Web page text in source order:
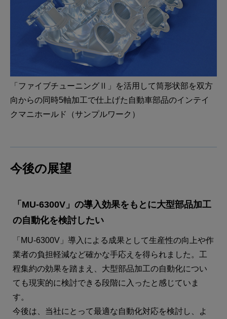
「ファイブチューニングⅡ」を活用して筒形状部を双方
向からの同時5軸加工で仕上げた自動車部品のインテイ
クマニホールド（サンプルワーク）
今後の展望
「MU-6300V」の導入効果をもとに大型部品加工
の自動化を検討したい
「MU-6300V」導入による成果として生産性の向上や作
業者の負担軽減など確かな手応えを得られました。工
程集約の効果を踏まえ、大型部品加工の自動化につい
ても現実的に検討できる段階に入ったと感じていま
す。
今後は、当社にとって最適な自動化対応を検討し、よ